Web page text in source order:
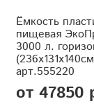
Ёмкость
пищевая
3000 л.
арт.555220
от 47850